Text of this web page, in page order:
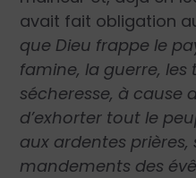
avait fait obligation
que Dieu frappe le
famine, la guerre,
sécheresse, à cause
d’exhorter tout le
aux ardentes
mandements des